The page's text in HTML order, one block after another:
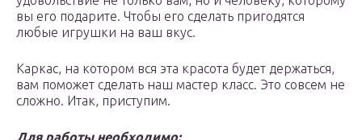
вы его подарите. Чтобы его сделать пригодятся
любые игрушки на ваш вкус.
Каркас, на котором вся эта красота будет держаться,
вам поможет сделать наш мастер класс. Это совсем не
сложно. Итак, приступим.
Для работы необходимо: